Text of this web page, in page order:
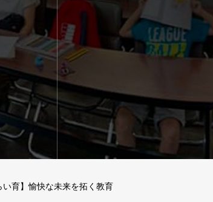
い育】愉快な未来を拓く教育